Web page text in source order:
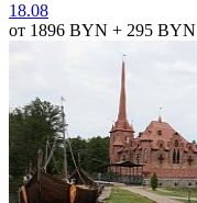
18.08
от 1896 BYN + 295 BYN